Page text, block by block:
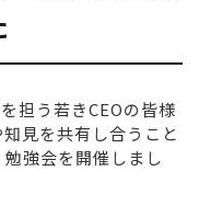
担う若きCEOの皆様
見を共有し合うこと
強会を開催しまし